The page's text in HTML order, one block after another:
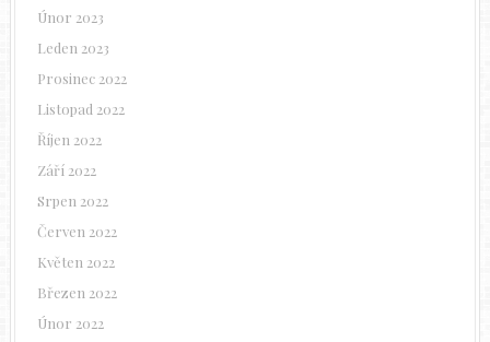
Únor 2023
Leden 2023
Prosinec 2022
Listopad 2022
Říjen 2022
Září 2022
Srpen 2022
Červen 2022
Květen 2022
Březen 2022
Únor 2022